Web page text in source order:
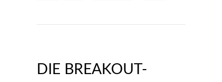
DIE BREAKOUT-